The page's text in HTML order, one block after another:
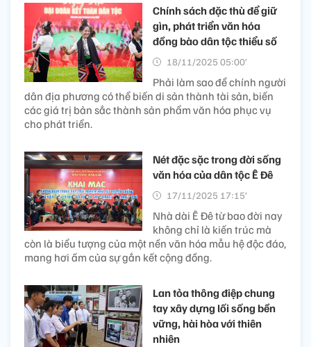
Chính sách đặc thù để giữ
gìn, phát triển văn hóa
đồng bào dân tộc thiểu số
18/11/2025 05:00’
Phải làm sao để chính người
dân địa phương có thể biến di sản thành tài sản, biến
các giá trị bản sắc thành sản phẩm văn hóa phục vụ
cho phát triển.
Nét đặc sặc trong đời sống
văn hóa của dân tộc Ê Đê
17/11/2025 17:15’
Nhà dài Ê Đê từ bao đời nay
không chỉ là kiến trúc mà
còn là biểu tượng của một nền văn hóa mẫu hệ độc đáo,
mang hơi ấm của sự gắn kết cộng đồng.
Lan tỏa thông điệp chung
tay xây dựng lối sống bền
vững, hài hòa với thiên
nhiên